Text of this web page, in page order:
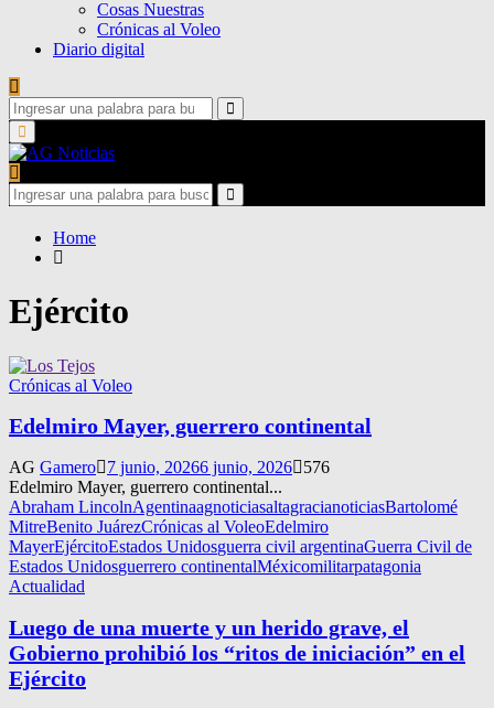
Cosas Nuestras
Crónicas al Voleo
Diario digital
Search
for:
Search
Primary
Menu
Search
for:
Search
Home
Ejército
Crónicas al Voleo
Edelmiro Mayer, guerrero continental
AG Gamero 7 junio, 20266 junio, 2026
576
Edelmiro Mayer, guerrero continental...
Abraham LincolnAgentinaagnoticiasaltagracianoticiasBartolomé
MitreBenito JuárezCrónicas al VoleoEdelmiro
MayerEjércitoEstados Unidosguerra civil argentinaGuerra Civil de
Estados Unidosguerrero continentalMéxicomilitarpatagonia
Actualidad
Luego de una muerte y un herido grave, el
Gobierno prohibió los “ritos de iniciación” en el
Ejército